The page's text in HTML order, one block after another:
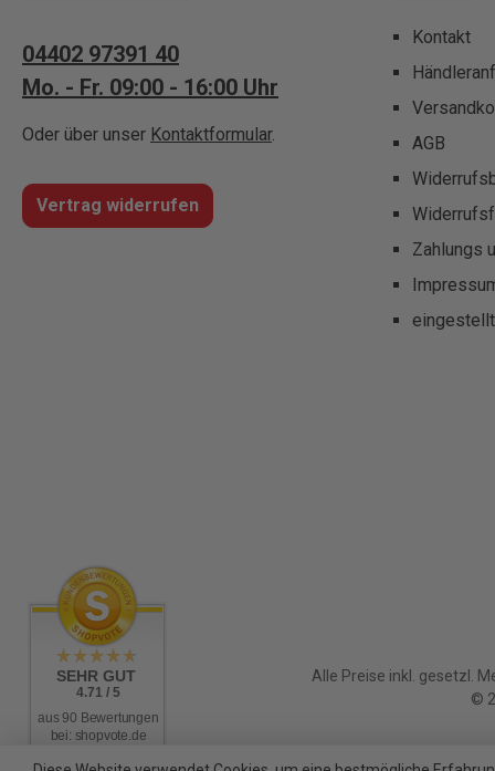
04402 97391 40
Mo. - Fr. 09:00 - 16:00 Uhr
Oder über unser Kontaktformular.
Vertrag widerrufen
Kontakt
AGB
Zahlungs
Alle Preise inkl. gesetzl.
©
SEHR GUT
4.71 / 5
aus 90 Bewertungen
bei: shopvote.de